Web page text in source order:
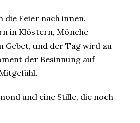
die Feier nach innen.
in Klöstern, Mönche
Gebet, und der Tag wird zu
der Besinnung auf
und eine Stille, die noch